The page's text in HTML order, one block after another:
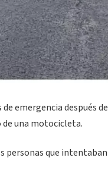
emergencia después de
una motocicleta.
personas que intentaban